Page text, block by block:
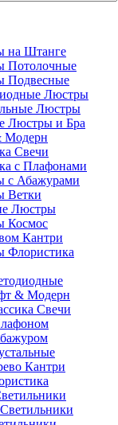
на Штанге
Потолочные
Подвесные
Люстры
Люстры
Люстры и Бра
Модерн
Свечи
с Плафонами
с Абажурами
Ветки
Люстры
Космос
Кантри
Флористика
& Модерн
Свечи
Кантри